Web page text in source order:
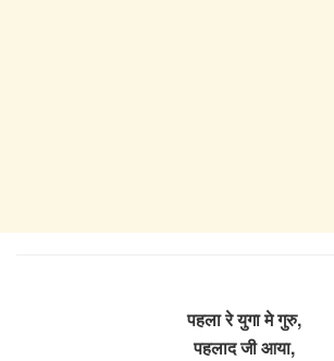
पहला रे युगा मे गुरु,
पहलाद जी आया,